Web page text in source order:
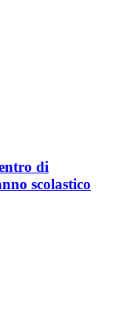
di
scolastico